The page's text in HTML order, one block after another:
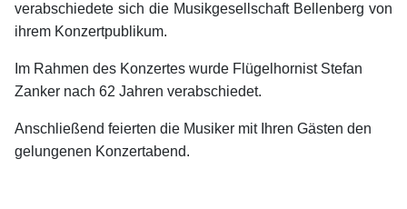
verabschiedete sich die Musikgesellschaft Bellenberg von
ihrem Konzertpublikum.
Im Rahmen des Konzertes wurde Flügelhornist Stefan
Zanker nach 62 Jahren verabschiedet.
Anschließend feierten die Musiker mit Ihren Gästen den
gelungenen Konzertabend.